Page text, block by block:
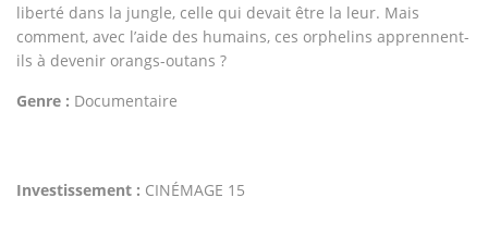
liberté dans la jungle, celle qui devait être la leur. Mais
comment, avec l’aide des humains, ces orphelins apprennent-
ils à devenir orangs-outans ?
Genre : Documentaire
Investissement : CINÉMAGE 15